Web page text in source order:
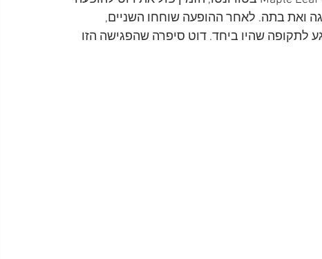
ואת בתה. לאחר ההופעה שוחחו השניים,
לתקופה שהיו ביחד. דוט סיפרה שהפגישה הזו